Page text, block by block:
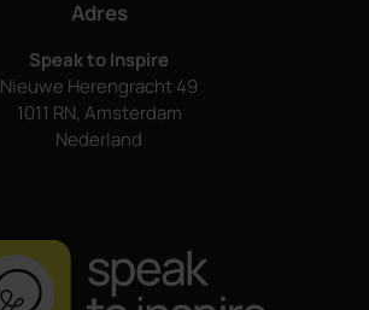
Adres
Speak to Inspire
Nieuwe Herengracht 49
1011 RN, Amsterdam
Nederland